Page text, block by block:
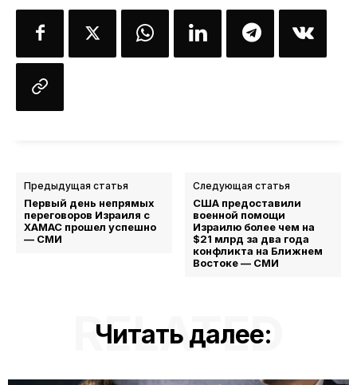
Предыдущая статья
Первый день непрямых
переговоров Израиля с
ХАМАС прошел успешно
— СМИ
Следующая статья
США предоставили
военной помощи
Израилю более чем на
$21 млрд за два года
конфликта на Ближнем
Востоке — СМИ
Читать далее:
RELATED